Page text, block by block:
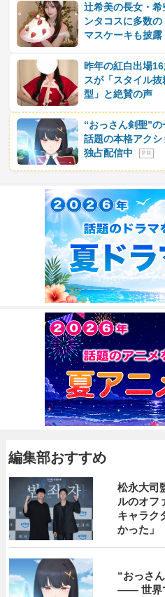
辻希美の長女・
ンタコスに多数
マスケーキも披露
昨年の紅白出場
スが「スタイル
型」と絶賛の声
“おっさん剣聖”
話題の本格アク
独占配信中
P R
編集部おすすめ
松永大司
ルのオフ
キャラク
かった」
“おっさ
―― 世界